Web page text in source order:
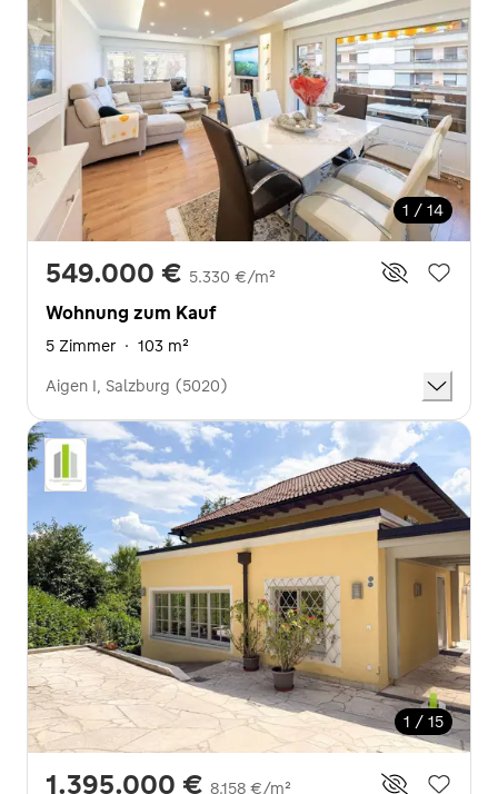
1 / 14
549.000 € 5.330 €/m²
Wohnung zum Kauf
5 Zimmer · 103 m²
Aigen I, Salzburg (5020)
1 / 15
1.395.000 € 8.158 €/m²